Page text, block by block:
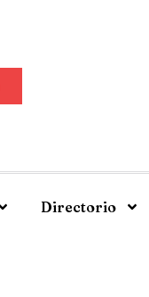
Directorio